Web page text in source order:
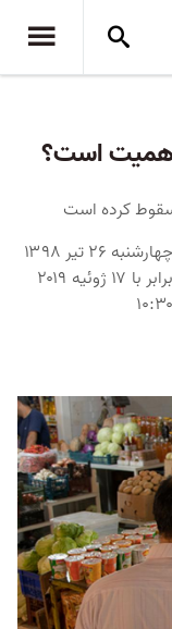
اهمیت است؟
چهارشنبه ۲۶ تیر ۱۳۹۸
برابر با ۱۷ ژوئیه ۲۰۱۹
۱۰:۳۰